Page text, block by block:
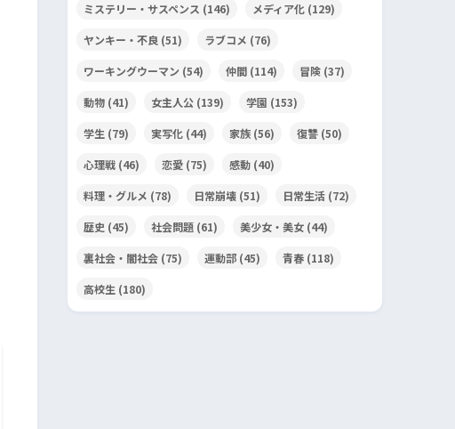
ミステリー・サスペンス (146) メディア化 (129)
ヤンキー・不良 (51) ラブコメ (76)
ワーキングウーマン (54) 仲間 (114) 冒険 (37)
動物 (41) 女主人公 (139) 学園 (153)
学生 (79) 実写化 (44) 家族 (56) 復讐 (50)
心理戦 (46) 恋愛 (75) 感動 (40)
料理・グルメ (78) 日常崩壊 (51) 日常生活 (72)
歴史 (45) 社会問題 (61) 美少女・美女 (44)
裏社会・闇社会 (75) 運動部 (45) 青春 (118)
高校生 (180)